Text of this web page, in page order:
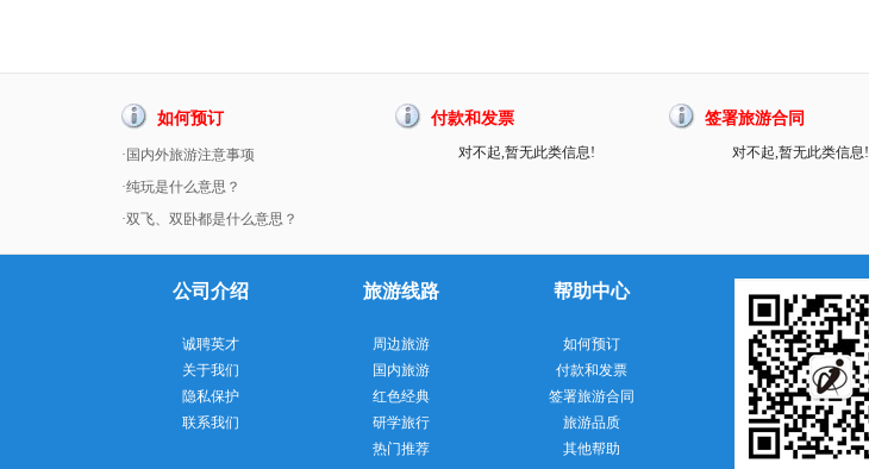
如何预订
·国内外旅游注意事项
·纯玩是什么意思？
·双飞、双卧都是什么意思？
付款和发票
对不起,暂无此类信息!
签署旅游合同
对不起,暂无此类信息!
公司介绍
诚聘英才
关于我们
隐私保护
联系我们
旅游线路
周边旅游
国内旅游
红色经典
研学旅行
热门推荐
帮助中心
如何预订
付款和发票
签署旅游合同
旅游品质
其他帮助